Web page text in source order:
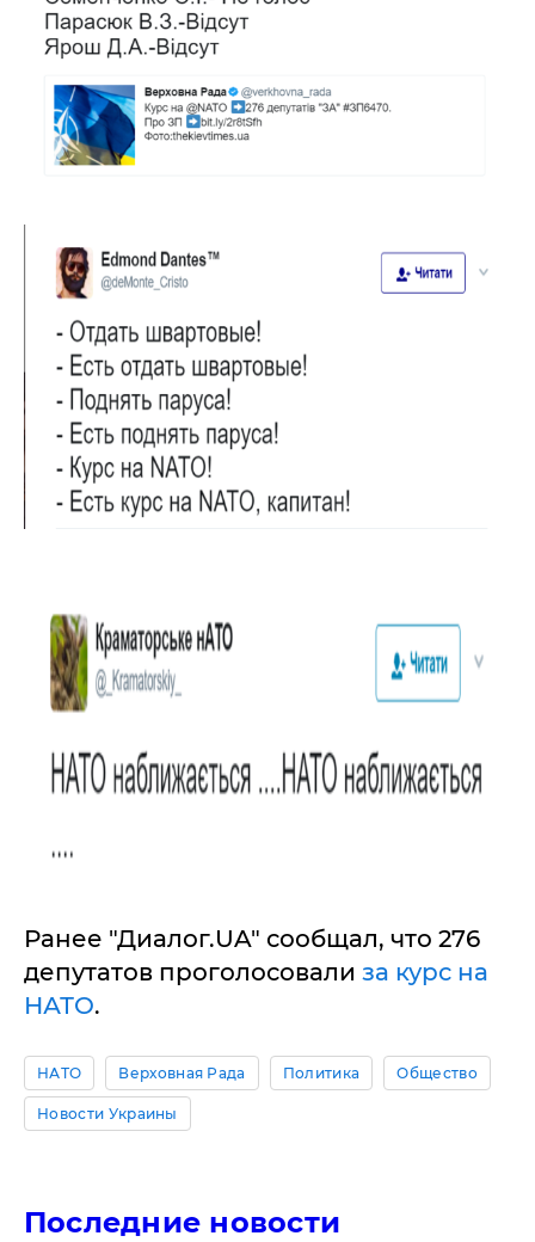
Ранее "Диалог.UA" сообщал, что 276
депутатов проголосовали за курс на
НАТО.
НАТО Верховная Рада Политика Общество
Новости Украины
Последние новости